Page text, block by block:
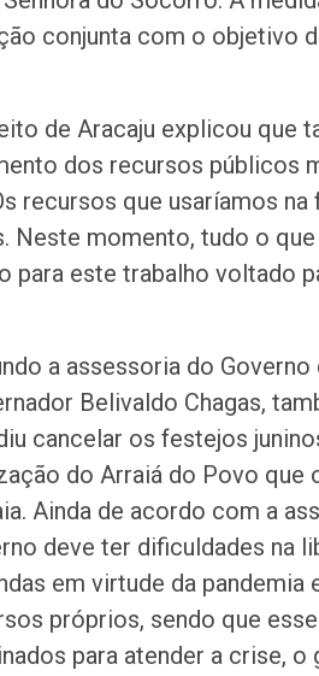
conjunta com o objetivo
de Aracaju explicou que
dos recursos públicos
recursos que usaríamos
Neste momento, tudo o
este trabalho voltado
a assessoria do
Belivaldo Chagas,
cancelar os festejos
do Arraiá do Povo que
Ainda de acordo com a
deve ter dificuldades na
em virtude da pandemia
próprios, sendo que
para atender a crise, o